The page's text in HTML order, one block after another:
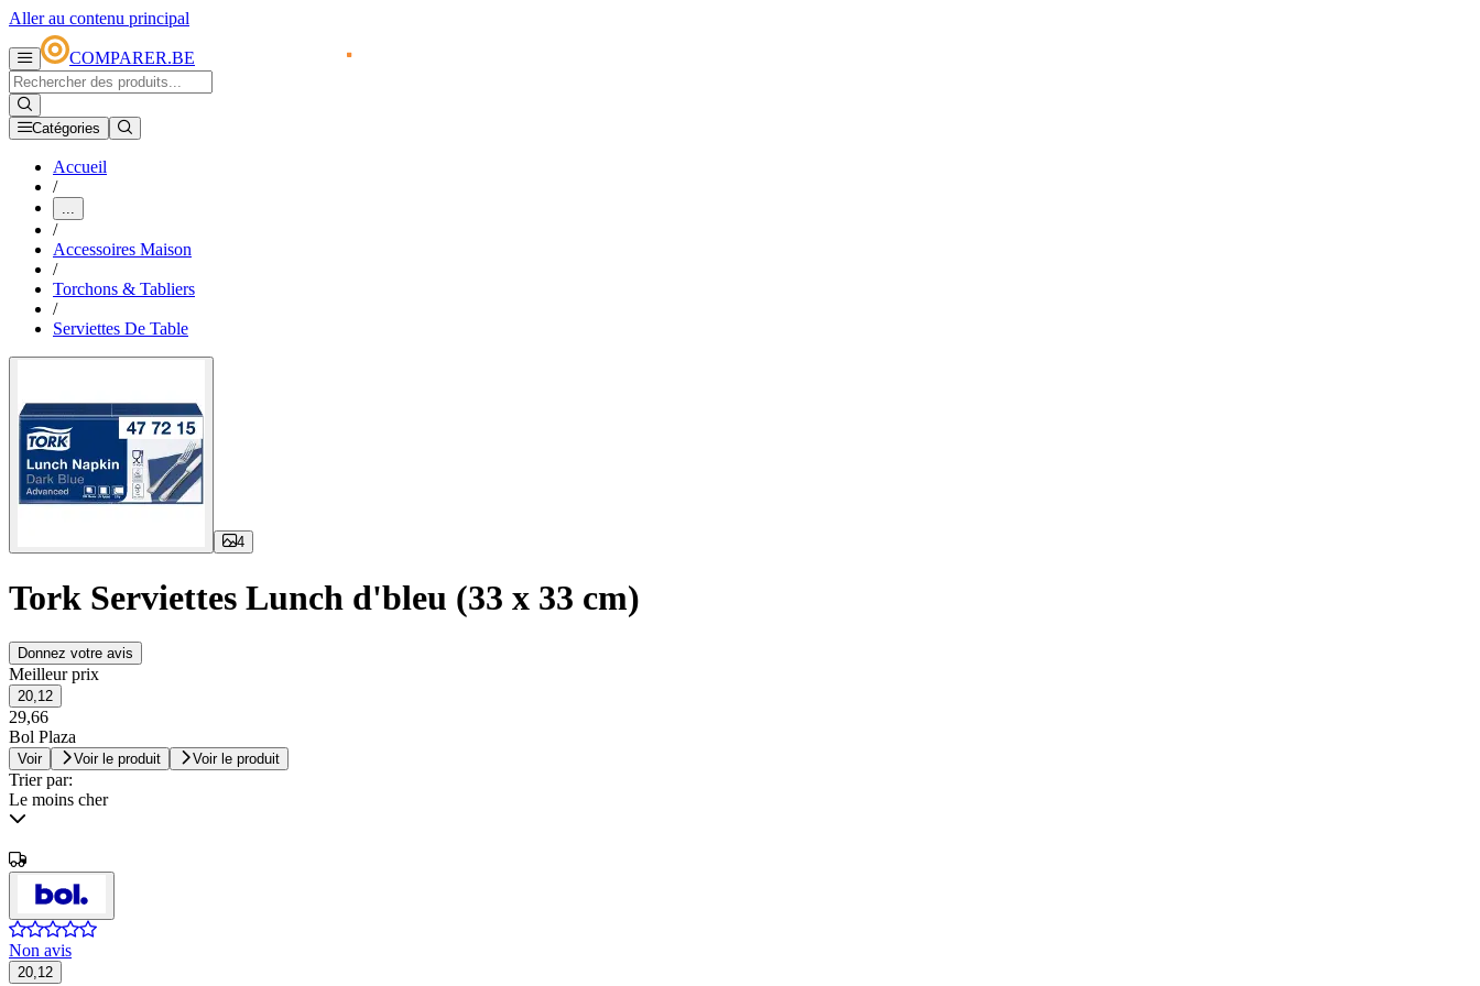
Aller au contenu principal
COMPARER.BE
Catégories
Accueil
/
...
/
Accessoires Maison
/
Torchons & Tabliers
/
Serviettes De Table
4
Tork Serviettes Lunch d'bleu (33 x 33 cm)
Donnez votre avis
Meilleur prix
20,12
29,66
Bol Plaza
Voir Voir le produit Voir le produit
Trier par:
Le moins cher
Non avis
20,12